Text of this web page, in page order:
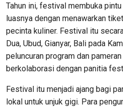
Tahun ini, festival membuka
luasnya dengan menawarkan
pecinta kuliner. Festival itu
Dua, Ubud, Gianyar, Bali pada
peluncuran program dan
berkolaborasi dengan panitia
Festival itu menjadi ajang bagi
lokal untuk unjuk gigi. Para